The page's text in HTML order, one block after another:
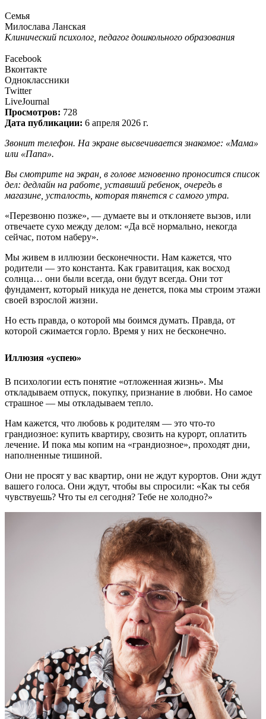
Семья
Милослава Ланская
Клинический психолог, педагог дошкольного образования
Facebook
Вконтакте
Одноклассники
Twitter
LiveJournal
Просмотров: 728
Дата публикации: 6 апреля 2026 г.
Звонит телефон. На экране высвечивается знакомое: «Мама»
или «Папа».
Вы смотрите на экран, в голове мгновенно проносится список
дел: дедлайн на работе, уставший ребенок, очередь в
магазине, усталость, которая тянется с самого утра.
«Перезвоню позже», — думаете вы и отклоняете вызов, или
отвечаете сухо между делом: «Да всё нормально, некогда
сейчас, потом наберу».
Мы живем в иллюзии бесконечности. Нам кажется, что
родители — это константа. Как гравитация, как восход
солнца… они были всегда, они будут всегда. Они тот
фундамент, который никуда не денется, пока мы строим этажи
своей взрослой жизни.
Но есть правда, о которой мы боимся думать. Правда, от
которой сжимается горло. Время у них не бесконечно.
Иллюзия «успею»
В психологии есть понятие «отложенная жизнь». Мы
откладываем отпуск, покупку, признание в любви. Но самое
страшное — мы откладываем тепло.
Нам кажется, что любовь к родителям — это что-то
грандиозное: купить квартиру, свозить на курорт, оплатить
лечение. И пока мы копим на «грандиозное», проходят дни,
наполненные тишиной.
Они не просят у вас квартир, они не ждут курортов. Они ждут
вашего голоса. Они ждут, чтобы вы спросили: «Как ты себя
чувствуешь? Что ты ел сегодня? Тебе не холодно?»